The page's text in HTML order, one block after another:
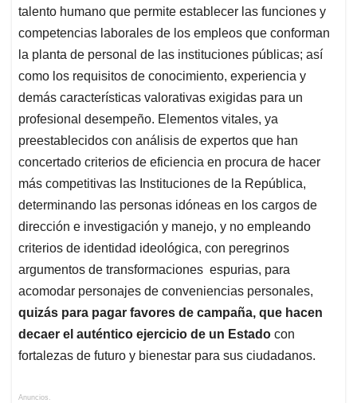
talento humano que permite establecer las funciones y
competencias laborales de los empleos que conforman
la planta de personal de las instituciones públicas; así
como los requisitos de conocimiento, experiencia y
demás características valorativas exigidas para un
profesional desempeño. Elementos vitales, ya
preestablecidos con análisis de expertos que han
concertado criterios de eficiencia en procura de hacer
más competitivas las Instituciones de la República,
determinando las personas idóneas en los cargos de
dirección e investigación y manejo, y no empleando
criterios de identidad ideológica, con peregrinos
argumentos de transformaciones espurias, para
acomodar personajes de conveniencias personales,
quizás para pagar favores de campaña, que hacen
decaer el auténtico ejercicio de un Estado con
fortalezas de futuro y bienestar para sus ciudadanos.
Anuncios.